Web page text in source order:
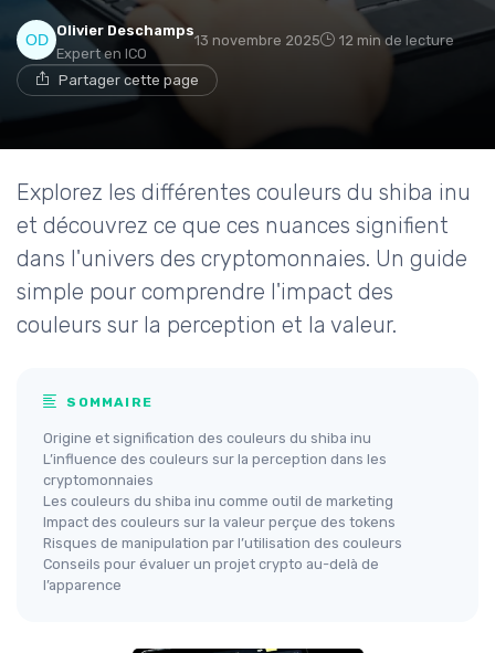
Olivier Deschamps
Expert en ICO
13 novembre 2025 12 min de lecture
Partager cette page
Explorez les différentes couleurs du shiba inu
et découvrez ce que ces nuances signifient
dans l'univers des cryptomonnaies. Un guide
simple pour comprendre l'impact des
couleurs sur la perception et la valeur.
SOMMAIRE
Origine et signification des couleurs du shiba inu
L’influence des couleurs sur la perception dans les
cryptomonnaies
Les couleurs du shiba inu comme outil de marketing
Impact des couleurs sur la valeur perçue des tokens
Risques de manipulation par l’utilisation des couleurs
Conseils pour évaluer un projet crypto au-delà de
l’apparence